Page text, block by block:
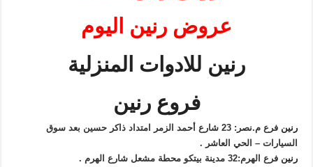
عروض رنين اليوم
رنين للادوات المنزلية
فروع رنين
رنين
فرع م.نصر: 23 شارع أحمد الزمر امتداد ذاكر حسين بعد سوق
السيارات – الحي العاشر .
رنينفرع الهرم:32 مدينة بيتكو محطة مشعل شارع الهرم .